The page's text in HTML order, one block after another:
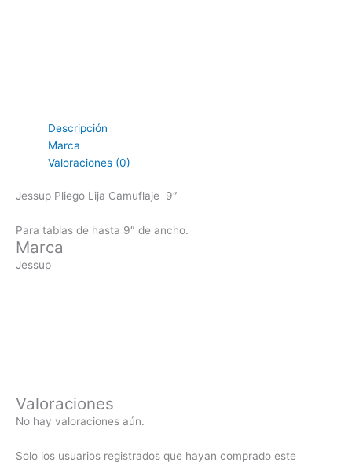
Descripción
Marca
Valoraciones (0)
Jessup Pliego Lija Camuflaje 9″
Para tablas de hasta 9″ de ancho.
Marca
Jessup
Valoraciones
No hay valoraciones aún.
Solo los usuarios registrados que hayan comprado este